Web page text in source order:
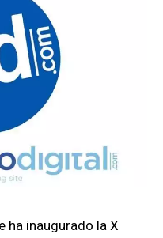
ha inaugurado la X